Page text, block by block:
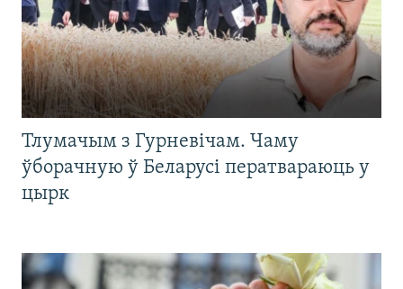
Тлумачым з Гурневічам. Чаму
ўборачную ў Беларусі ператвараюць у
цырк